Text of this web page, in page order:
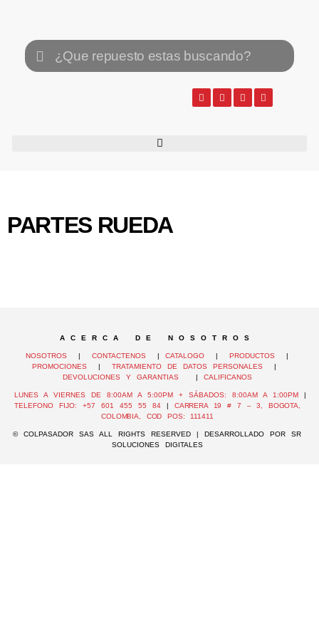
PARTES RUEDA
A C E R C A D E N O S O T R O S
NOSOTROS |CONTACTENOS |CATALOGO |PRODUCTOS
|
PROMOCIONES
|TRATAMIENTO DE DATOS PERSONALES
|
DEVOLUCIONES Y GARANTIAS
| CALIFICANOS
LUNES A VIERNES DE 8:00AM A 5:00PM + SÁBADOS: 8:00AM A 1:00PM|
TELEFONO FIJO: +57 601 455 55 84| CARRERA 19 # 7 – 3, BOGOTA,
COLOMBIA, COD POS: 111411
© COLPASADOR SAS ALL RIGHTS RESERVED | DESARROLLADO POR SR
SOLUCIONES DIGITALES